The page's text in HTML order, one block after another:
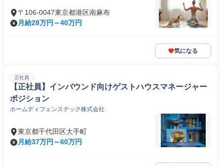
〒106-0047東京都港区南麻布
月給28万円～40万円
気になる
正社員
【正社員】インバウンド向けゲストハウスマネージャー
ポジション
ホームディフェンステック株式会社
東京都千代田区大手町
月給37万円～60万円